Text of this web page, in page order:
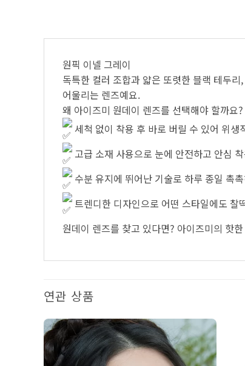
원픽 이넬 그레이
독특한 컬러 조합과 얇은 또렷한 블랙 테두
어울리는 렌즈예요.
왜 아이즈미 원데이 렌즈를 선택해야 할까요?
세척 없이 착용 후 바로 버릴 수 있어 위생
고급 소재 사용으로 눈에 안전하고 안심
수분 유지에 뛰어난 기술로 하루 종일 촉
트렌디한 디자인으로 어떤 스타일에도 찰
원데이 렌즈를 찾고 있다면? 아이즈미의 핫
연관 상품